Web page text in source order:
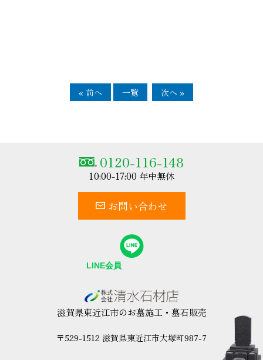
« 前へ 一覧 次へ »
0120-116-148
10:00-17:00 年中無休
お問い合わせ
滋賀県東近江市のお墓施工・墓石販売
〒529-1512 滋賀県東近江市大塚町987-7